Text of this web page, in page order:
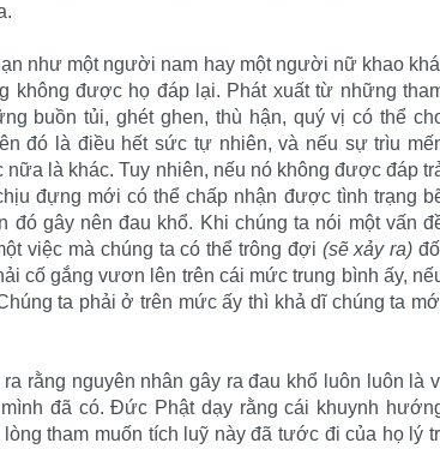
như một người nam hay một người nữ khao
được họ đáp lại. Phát xuất từ những
buồn tủi, ghét ghen, thù hận, quý vị có thể
đó là điều hết sức tự nhiên, và nếu sự trìu
là khác. Tuy nhiên, nếu nó không được đáp
đựng mới có thể chấp nhận được tình trạng
đó gây nên đau khổ. Khi chúng ta nói một vấn
việc mà chúng ta có thể trông đợi (sẽ xảy ra)
cố gắng vươn lên trên cái mức trung bình ấy,
ta phải ở trên mức ấy thì khả dĩ chúng ta
rằng nguyên nhân gây ra đau khổ luôn luôn là
đã có. Ðức Phật dạy rằng cái khuynh
tham muốn tích luỹ này đã tước đi của họ lý